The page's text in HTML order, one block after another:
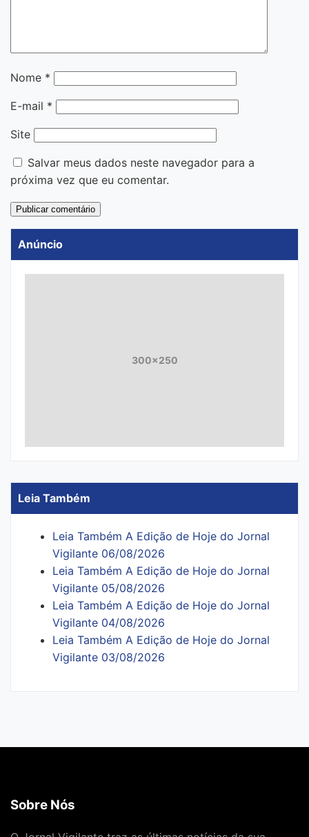
Nome *
E-mail *
Site
Salvar meus dados neste navegador para a
próxima vez que eu comentar.
Anúncio
300x250
Leia Também
Leia Também A Edição de Hoje do Jornal
Vigilante 06/08/2026
Leia Também A Edição de Hoje do Jornal
Vigilante 05/08/2026
Leia Também A Edição de Hoje do Jornal
Vigilante 04/08/2026
Leia Também A Edição de Hoje do Jornal
Vigilante 03/08/2026
Sobre Nós